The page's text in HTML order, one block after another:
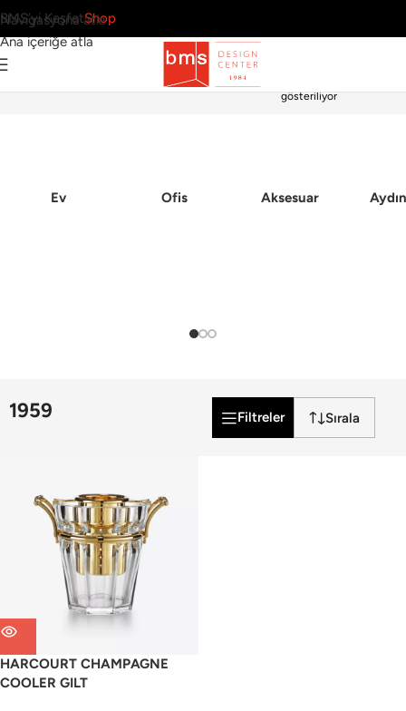
Navigasyona atla
Ana içeriğe atla
BMS’yi KeşfetShop
gösteriliyor
Ev Ofis Aksesuar
1959 Filtreler
HARCOURT CHAMPAGNE
COOLER GILT